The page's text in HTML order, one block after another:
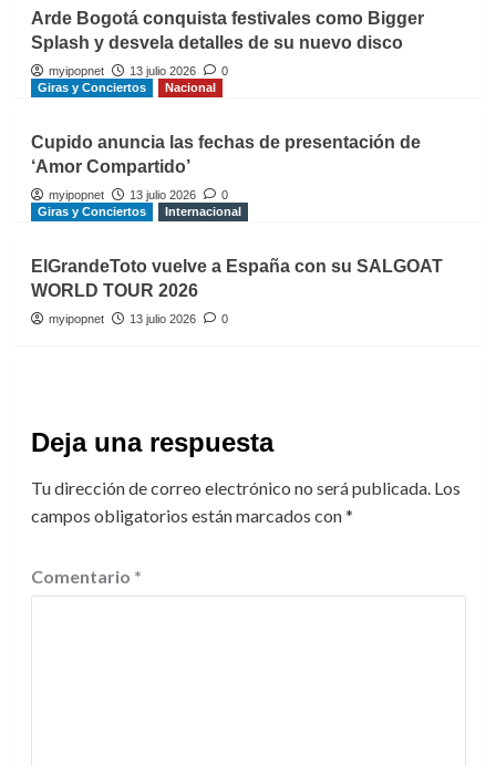
Arde Bogotá conquista festivales como Bigger
Splash y desvela detalles de su nuevo disco
myipopnet 13 julio 2026
0
Giras y Conciertos
Nacional
Cupido anuncia las fechas de presentación de
‘Amor Compartido’
myipopnet 13 julio 2026
0
Giras y Conciertos
Internacional
ElGrandeToto vuelve a España con su SALGOAT
WORLD TOUR 2026
myipopnet 13 julio 2026 0
Deja una respuesta
Tu dirección de correo electrónico no será publicada. Los
campos obligatorios están marcados con*
Comentario *